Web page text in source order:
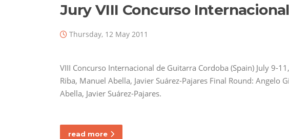
Jury VIII Concurso
Thursday, 12 May 2011
VIII Concurso Internacional de Guitarra Cordoba (Spain) July 9-
Riba, Manuel Abella, Javier Suárez-Pajares Final Round: Angelo
Abella, Javier Suárez-Pajares.
read more